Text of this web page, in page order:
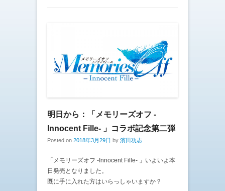
明日から：「メモリーズオフ -
Innocent Fille- 」コラボ記念第二弾
Posted on 2018年3月29日 by 濱田功志
「メモリーズオフ -Innocent Fille- 」いよいよ本
日発売となりました。
既に手に入れた方はいらっしゃいますか？